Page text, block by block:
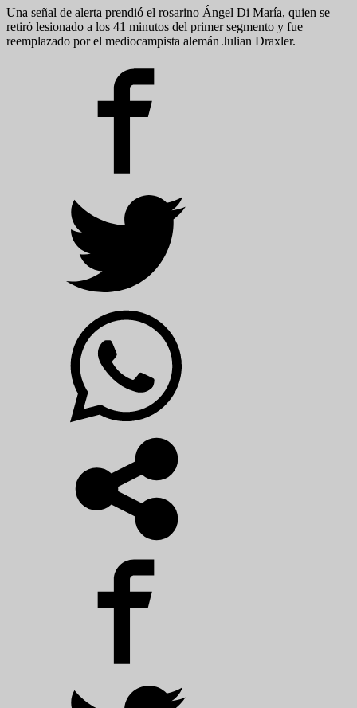
Una señal de alerta prendió el rosarino Ángel Di María, quien se
retiró lesionado a los 41 minutos del primer segmento y fue
reemplazado por el mediocampista alemán Julian Draxler.